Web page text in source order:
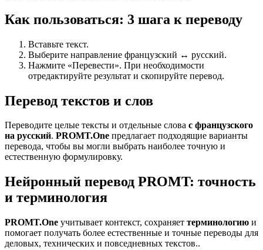
Как пользоваться: 3 шага к переводу
Вставьте текст.
Выберите направление французский ↔ русский.
Нажмите «Перевести». При необходимости
отредактируйте результат и скопируйте перевод.
Перевод текстов и слов
Переводите целые тексты и отдельные слова с французского
на русский. PROMT.One предлагает подходящие варианты
перевода, чтобы вы могли выбрать наиболее точную и
естественную формулировку.
Нейронный перевод PROMT: точность
и терминология
PROMT.One учитывает контекст, сохраняет терминологию и
помогает получать более естественные и точные переводы для
деловых, технических и повседневных текстов..